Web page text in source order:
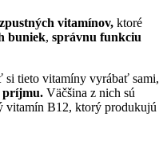
vitamínov, ktoré
buniek, správnu funkciu
si tieto vitamíny vyrábať sami,
príjmu. Väčšina z nich sú
vitamín B12, ktorý produkujú